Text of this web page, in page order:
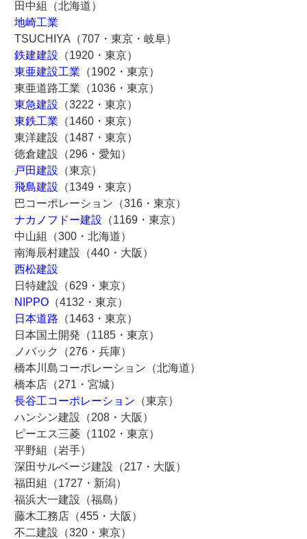
田中組（北海道）
地崎工業
TSUCHIYA（707・東京・岐阜）
鉄建建設 （1920・東京）
東亜建設工業 （1902・東京）
東亜道路工業（1036・東京）
東急建設 （3222・東京）
東鉄工業 （1460・東京）
東洋建設（1487・東京）
徳倉建設（296・愛知）
戸田建設 （東京）
飛島建設 （1349・東京）
巴コーポレーション（316・東京）
ナカノフドー建設 （1169・東京）
中山組（300・北海道）
南海辰村建設（440・大阪）
西松建設
日特建設（629・東京）
NIPPO（4132・東京）
日本道路 （1463・東京）
日本国土開発（1185・東京）
ノバック（276・兵庫）
橋本川島コーポレーション（北海道）
橋本店（271・宮城）
長谷工コーポレーション （東京）
ハンシン建設（208・大阪）
ピーエス三菱（1102・東京）
平野組（岩手）
深田サルベージ建設（217・大阪）
福田組（1727・新潟）
福浜大一建設（福島）
藤木工務店（455・大阪）
不二建設（320・東京）